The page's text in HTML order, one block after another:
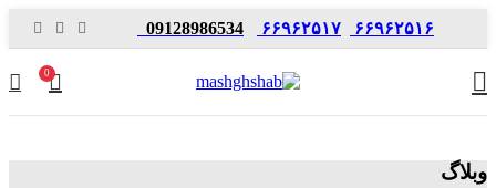
۶۶۹۶۲۵۱۶ ۶۶۹۶۲۵۱۷ 09128986534
0
وبلاگ